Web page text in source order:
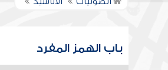
باب الهمز المفرد